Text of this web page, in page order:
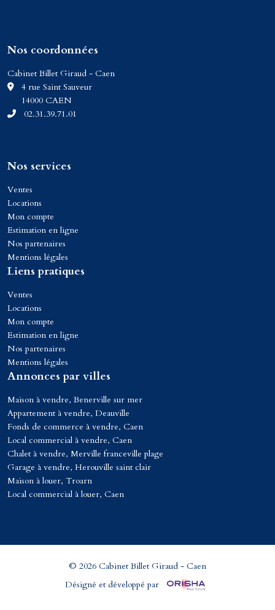
Nos coordonnées
Cabinet Billet Giraud - Caen
4 rue Saint Sauveur
14000 CAEN
02.31.39.71.01
Nos services
Ventes
Locations
Mon compte
Estimation en ligne
Nos partenaires
Mentions légales
Liens pratiques
Ventes
Locations
Mon compte
Estimation en ligne
Nos partenaires
Mentions légales
Annonces par villes
Maison à vendre, Benerville sur mer
Appartement à vendre, Deauville
Fonds de commerce à vendre, Caen
Local commercial à vendre, Caen
Chalet à vendre, Merville franceville plage
Garage à vendre, Herouville saint clair
Maison à louer, Troarn
Local commercial à louer, Caen
© 2026 Cabinet Billet Giraud - Caen
Désigné et développé par